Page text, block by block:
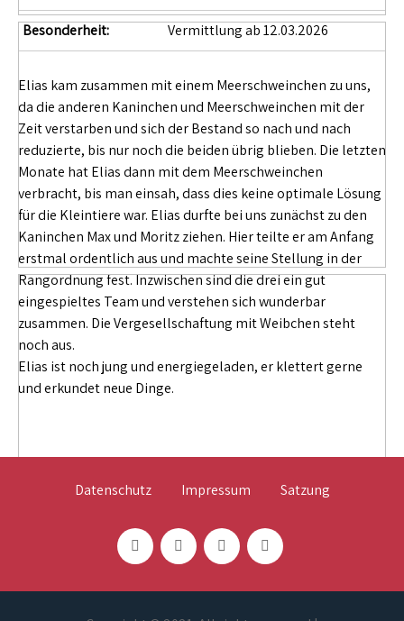
Besonderheit: Vermittlung ab 12.03.2026
Elias kam zusammen mit einem Meerschweinchen zu uns,
da die anderen Kaninchen und Meerschweinchen mit der
Zeit verstarben und sich der Bestand so nach und nach
reduzierte, bis nur noch die beiden übrig blieben. Die letzten
Monate hat Elias dann mit dem Meerschweinchen
verbracht, bis man einsah, dass dies keine optimale Lösung
für die Kleintiere war. Elias durfte bei uns zunächst zu den
Kaninchen Max und Moritz ziehen. Hier teilte er am Anfang
erstmal ordentlich aus und machte seine Stellung in der
Rangordnung fest. Inzwischen sind die drei ein gut
eingespieltes Team und verstehen sich wunderbar
zusammen. Die Vergesellschaftung mit Weibchen steht
noch aus.
Elias ist noch jung und energiegeladen, er klettert gerne
und erkundet neue Dinge.
Datenschutz Impressum Satzung